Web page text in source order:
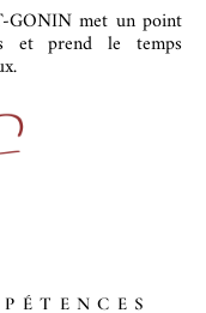
GONIN met un point
et prend le temps